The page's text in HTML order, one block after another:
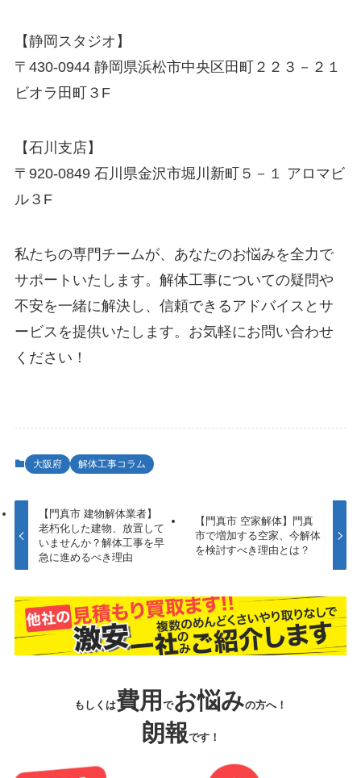
【静岡スタジオ】
〒430-0944 静岡県浜松市中央区田町２２３－２１
ビオラ田町３F
【石川支店】
〒920-0849 石川県金沢市堀川新町５－１ アロマビ
ル３F
私たちの専門チームが、あなたのお悩みを全力で
サポートいたします。解体工事についての疑問や
不安を一緒に解決し、信頼できるアドバイスとサ
ービスを提供いたします。お気軽にお問い合わせ
ください！
大阪府 解体工事コラム
【門真市 建物解体業者】
老朽化した建物、放置して
いませんか？解体工事を早
急に進めるべき理由
【門真市 空家解体】門真
市で増加する空家、今解体
を検討すべき理由とは？
もしくは費用 でお悩みの方へ！
朗報です！